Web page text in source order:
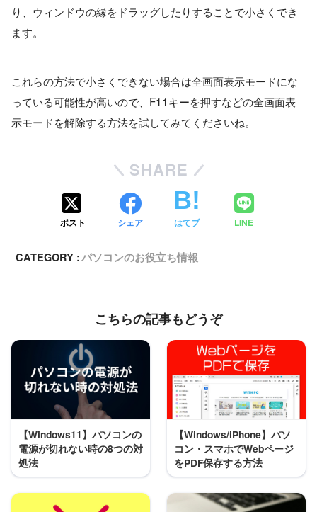
り、ウィンドウの縁をドラッグしたりすることで小さくでき
ます。
これらの方法で小さくできない場合は全画面表示モードにな
っている可能性が高いので、F11キーを押すなどの全画面表
示モードを解除する方法を試してみてくださいね。
SHARE
ポスト シェア はてブ LINE
CATEGORY :パソコンのお役立ち情報
こちらの記事もどうぞ
【Windows11】パソコンの
電源が切れない時の8つの対
処法
【Windows/iPhone】パソ
コン・スマホでWebページ
をPDF保存する方法